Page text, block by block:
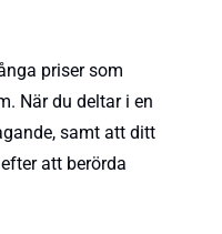
priser som
När du deltar i en
samt att ditt
att berörda